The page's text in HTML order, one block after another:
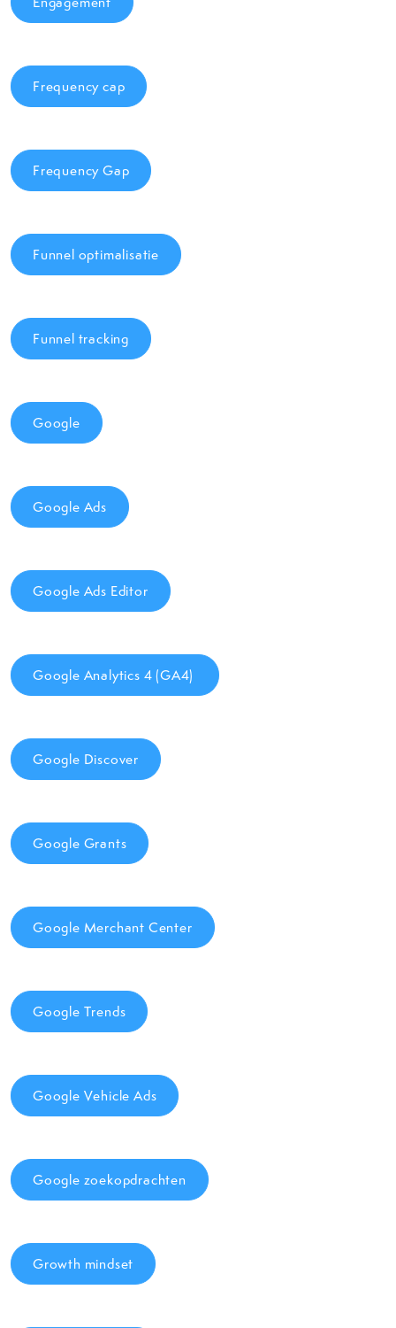
Frequency cap
Frequency Gap
Funnel optimalisatie
Funnel tracking
Google
Google Ads
Google Ads Editor
Google Analytics 4 (GA4)
Google Discover
Google Grants
Google Merchant Center
Google Trends
Google Vehicle Ads
Google zoekopdrachten
Growth mindset